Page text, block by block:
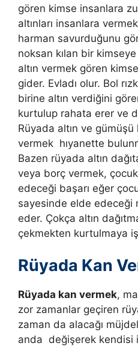
gören kimse insanlara
altınları insanlara
harman savurduğunu
noksan kılan bir
altın vermek gören
gider. Evladı olur. Bol
birine altın verdiğini
kurtulup rahata erer ve
Rüyada altın ve gümüşü
vermek hıyanette
Bazen rüyada altın
veya borç vermek,
edeceği başarı eğer
sayesinde elde edeceği
eder. Çokça altın
çekmekten kurtulmaya
Rüyada Kan
Rüyada kan vermek,
zor zamanlar geçiren
zaman da alacağı
anda değişerek kendisi